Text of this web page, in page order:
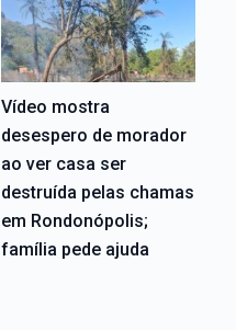
Vídeo mostra
desespero de morador
ao ver casa ser
destruída pelas chamas
em Rondonópolis;
família pede ajuda